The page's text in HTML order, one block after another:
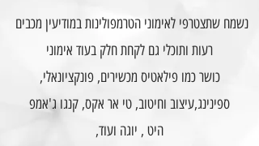
רעות ותוכלי גם לקחת חלק בעוד אימוני
כושר כמו פילאטיס מכשירים, פונקציונאלי,
ספינינג,עיצוב וחיטוב, טי אר אקס, קנגו ג'אמפ
,היט , יוגה ועוד